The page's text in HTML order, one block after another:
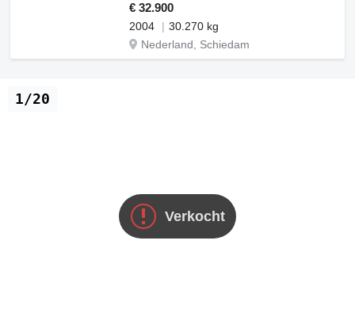
€ 32.900
2004
30.270 kg
Nederland, Schiedam
Verkocht
1/20